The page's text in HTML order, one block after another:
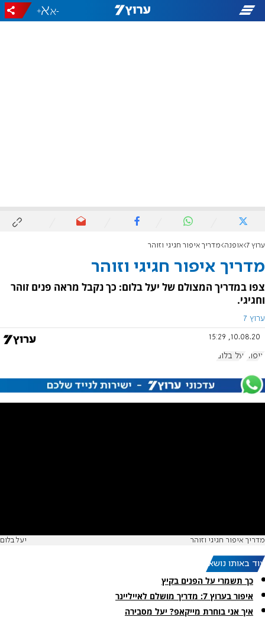
-
+
ערוץ 7 אופנה מדריך איפור חגיגי וזוהר
מדריך איפור חגיגי וזוהר
צפו במדריך המצולם של יעל בלום: כך נקבל מראה פנים זוהר
וחגיגי.
ערוץ 7
10.08.20, 15:29
איפור יעל בלום
מדריך איפור חגיגי וזוהר יעל בלום
עוד באותו נושא:
כך תשמרי על הפנים בקיץ
איפור בערוץ 7: מדריך מושלם לאייליינר
איך אני בוחרת מייקאפ? יעל מסבירה